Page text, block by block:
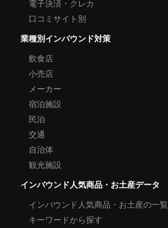
電子決済・クレカ
口コミサイト別
業種別インバウンド対策
飲食店
小売店
メーカー
宿泊施設
民泊
交通
自治体
観光施設
インバウンド人気商品・お土産データ
インバウンド人気商品・お土産の一覧
キーワードから探す